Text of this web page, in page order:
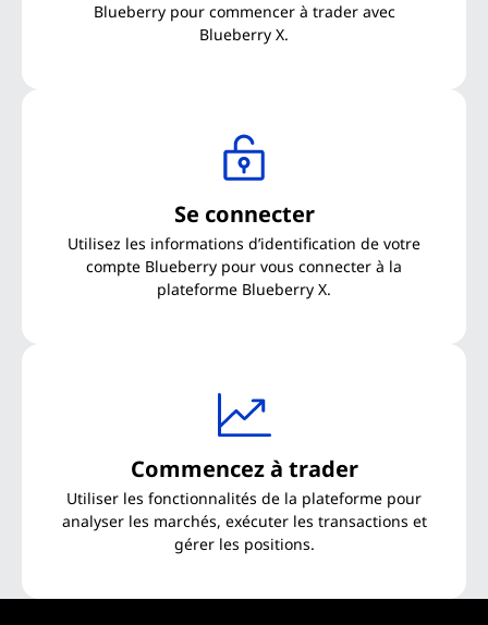
Blueberry pour commencer à trader avec
Blueberry X.
Se connecter
Utilisez les informations d’identification de votre
compte Blueberry pour vous connecter à la
plateforme Blueberry X.
Commencez à trader
Utiliser les fonctionnalités de la plateforme pour
analyser les marchés, exécuter les transactions et
gérer les positions.